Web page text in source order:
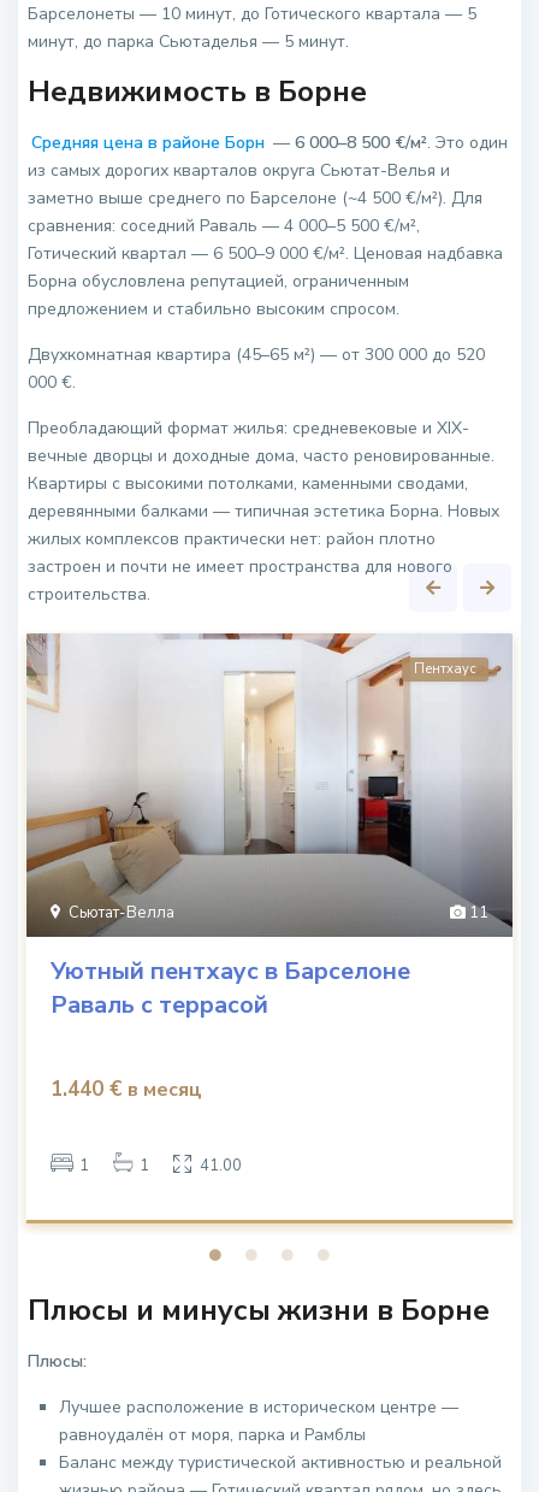
Барселонеты — 10 минут, до Готического квартала — 5
минут, до парка Сьютаделья — 5 минут.
Недвижимость в Борне
Средняя цена в районе Борн —6 000–8 500 €/м². Это один
из самых дорогих кварталов округа Сьютат-Велья и
заметно выше среднего по Барселоне (~4 500 €/м²). Для
сравнения: соседний Раваль — 4 000–5 500 €/м²,
Готический квартал — 6 500–9 000 €/м². Ценовая надбавка
Борна обусловлена репутацией, ограниченным
предложением и стабильно высоким спросом.
Двухкомнатная квартира (45–65 м²) — от 300 000 до 520
000 €.
Преобладающий формат жилья: средневековые и XIX-
вечные дворцы и доходные дома, часто реновированные.
Квартиры с высокими потолками, каменными сводами,
деревянными балками — типичная эстетика Борна. Новых
жилых комплексов практически нет: район плотно
застроен и почти не имеет пространства для нового
строительства.
11
Сьютат-Велла
Пентхаус
Уютный пентхаус в Барселоне
Раваль с террасой
1.440 € в месяц
1 1 41.00
Плюсы и минусы жизни в Борне
Плюсы:
Лучшее расположение в историческом центре —
равноудалён от моря, парка и Рамблы
Баланс между туристической активностью и реальной